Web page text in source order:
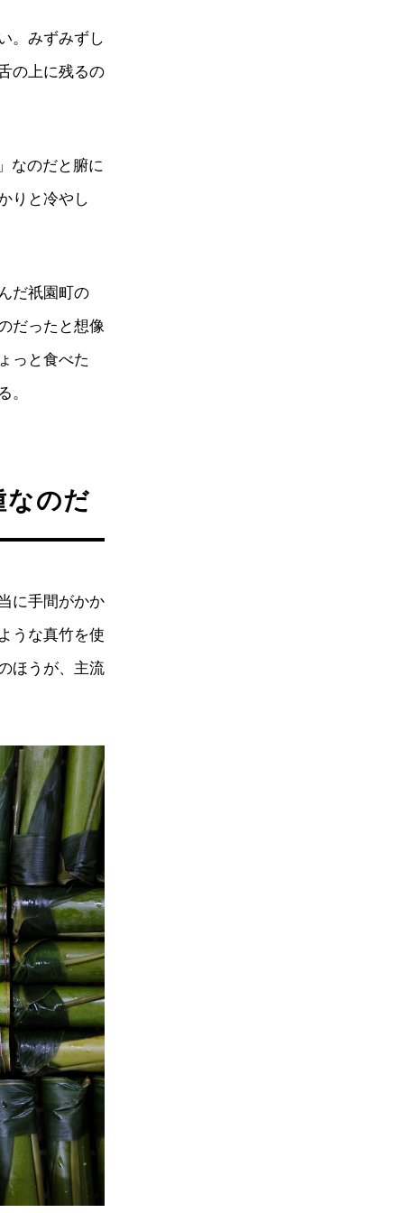
。みずみずし
の上に残るの
なのだと腑に
りと冷やし
だ祇園町の
だったと想像
っと食べた
。
なのだ
に手間がかか
うな真竹を使
ほうが、主流